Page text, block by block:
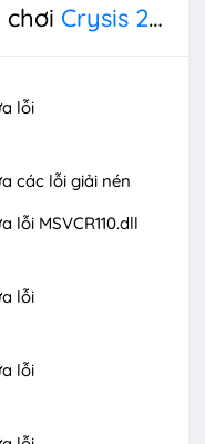
chơi Crysis 2 Remastered
lỗi
các lỗi giải nén
lỗi MSVCR110.dll
lỗi
lỗi